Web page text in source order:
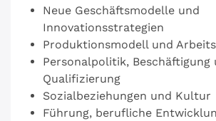
Neue Geschäftsmodelle und
Innovationsstrategien
Produktionsmodell und
Personalpolitik, Beschäftigung
Qualifizierung
Sozialbeziehungen und Kultur
Führung, berufliche